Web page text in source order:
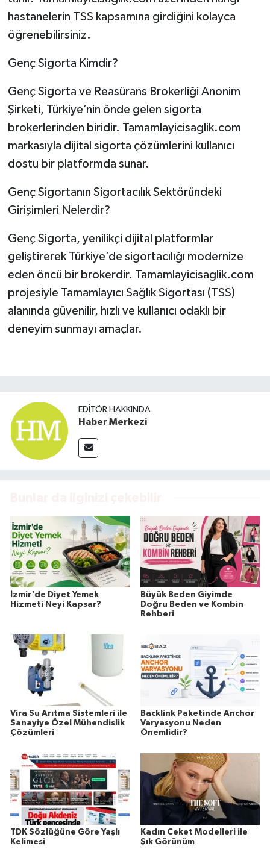
hastanelerin TSS kapsamına girdiğini kolayca
öğrenebilirsiniz.
Genç Sigorta Kimdir?
Genç Sigorta ve Reasürans Brokerliği Anonim
Şirketi, Türkiye’nin önde gelen sigorta
brokerlerinden biridir. Tamamlayicisaglik.com
markasıyla dijital sigorta çözümlerini kullanıcı
dostu bir platformda sunar.
Genç Sigortanın Sigortacılık Sektöründeki
Girişimleri Nelerdir?
Genç Sigorta, yenilikçi dijital platformlar
geliştirerek Türkiye’de sigortacılığı modernize
eden öncü bir brokerdir. Tamamlayicisaglik.com
projesiyle Tamamlayıcı Sağlık Sigortası (TSS)
alanında güvenilir, hızlı ve kullanıcı odaklı bir
deneyim sunmayı amaçlar.
EDITÖR HAKKINDA
Haber Merkezi
İzmir'de Diyet Yemek
Hizmeti Neyi Kapsar?
Büyük Beden Giyimde
Doğru Beden ve Kombin
Rehberi
Vira Su Arıtma Sistemleri ile
Sanayiye Özel Mühendislik
Çözümleri
Backlink Paketinde Anchor
Varyasyonu Neden
Önemlidir?
TDK Sözlüğüne Göre Yaşlı
Kelimesi
Kadın Ceket Modelleri ile
Şık Görünüm